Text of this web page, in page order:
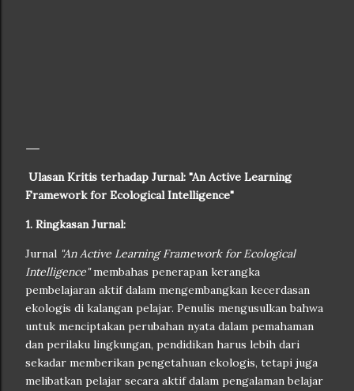
Ulasan Kritis terhadap Jurnal: "An Active Learning
Framework for Ecological Intelligence"
1. Ringkasan Jurnal:
Jurnal "An Active Learning Framework for Ecological
Intelligence"membahas penerapan kerangka
pembelajaran aktif dalam mengembangkan kecerdasan
ekologis di kalangan pelajar. Penulis mengusulkan bahwa
untuk menciptakan perubahan nyata dalam pemahaman
dan perilaku lingkungan, pendidikan harus lebih dari
sekadar memberikan pengetahuan ekologis, tetapi juga
melibatkan pelajar secara aktif dalam pengalaman belajar